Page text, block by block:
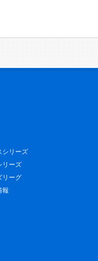
シリーズ
リーズ
リーグ
報